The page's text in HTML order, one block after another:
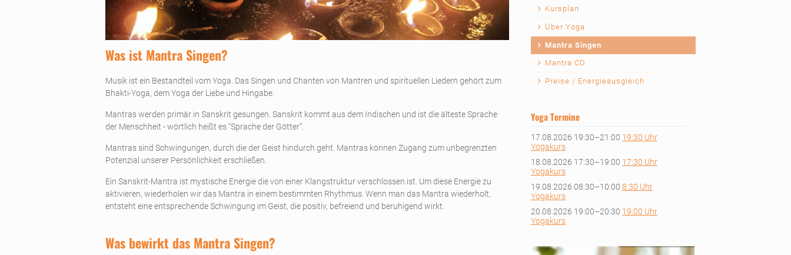
Was ist Mantra Singen?
Musik ist ein Bestandteil vom Yoga. Das Singen und Chanten von Mantren und spirituellen Liedern gehört zum
Bhakti-Yoga, dem Yoga der Liebe und Hingabe.
Mantras werden primär in Sanskrit gesungen. Sanskrit kommt aus dem Indischen und ist die älteste Sprache
der Menschheit - wörtlich heißt es “Sprache der Götter“.
Mantras sind Schwingungen, durch die der Geist hindurch geht. Mantras können Zugang zum unbegrenzten
Potenzial unserer Persönlichkeit erschließen.
Ein Sanskrit-Mantra ist mystische Energie die von einer Klangstruktur verschlossen ist. Um diese Energie zu
aktivieren, wiederholen wir das Mantra in einem bestimmten Rhythmus. Wenn man das Mantra wiederholt,
entsteht eine entsprechende Schwingung im Geist, die positiv, befreiend und beruhigend wirkt.
Was bewirkt das Mantra Singen?
Kursplan
Über Yoga
Mantra Singen
Mantra CD
Preise / Energieausgleich
Yoga Termine
17.08.2026 19:30–21:00 19:30 Uhr
Yogakurs
18.08.2026 17:30–19:00 17:30 Uhr
Yogakurs
19.08.2026 08:30–10:00 8:30 Uhr
Yogakurs
20.08.2026 19:00–20:30 19:00 Uhr
Yogakurs